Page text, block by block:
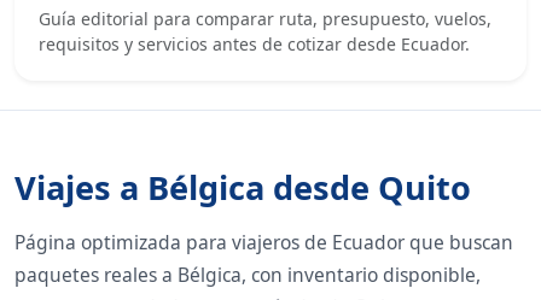
Guía editorial para comparar ruta, presupuesto, vuelos,
requisitos y servicios antes de cotizar desde Ecuador.
Viajes a Bélgica desde Quito
Página optimizada para viajeros de Ecuador que buscan
paquetes reales a Bélgica, con inventario disponible,